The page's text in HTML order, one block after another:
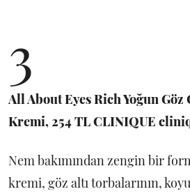
3
All About Eyes Rich Yoğun Göz
Kremi, 254 TL CLINIQUE
Nem bakımından zengin bir
kremi, göz altı torbalarının,